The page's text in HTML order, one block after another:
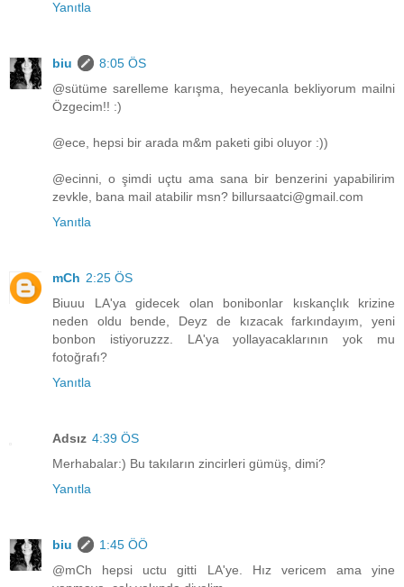
Yanıtla
biu
8:05 ÖS
@sütüme sarelleme karışma, heyecanla bekliyorum mailni
Özgecim!! :)
@ece, hepsi bir arada m&m paketi gibi oluyor :))
@ecinni, o şimdi uçtu ama sana bir benzerini yapabilirim
zevkle, bana mail atabilir msn? billursaatci@gmail.com
Yanıtla
mCh 2:25 ÖS
Biuuu LA'ya gidecek olan bonibonlar kıskançlık krizine
neden oldu bende, Deyz de kızacak farkındayım, yeni
bonbon istiyoruzzz. LA'ya yollayacaklarının yok mu
fotoğrafı?
Yanıtla
Adsız 4:39 ÖS
Merhabalar:) Bu takıların zincirleri gümüş, dimi?
Yanıtla
biu
1:45 ÖÖ
@mCh hepsi uctu gitti LA'ye. Hız vericem ama yine